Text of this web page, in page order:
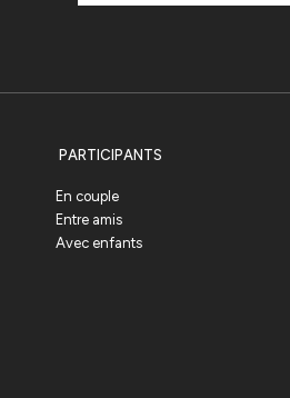
PARTICIPANTS
En couple
Entre amis
Avec enfants